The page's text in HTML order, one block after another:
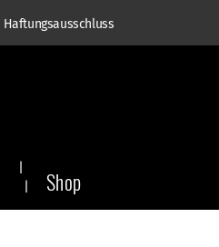
Haftungsausschluss
Shop